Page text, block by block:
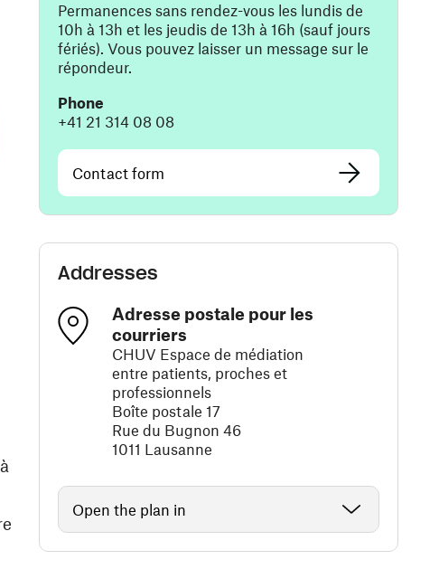
Permanences sans rendez-vous les lundis de
10h à 13h et les jeudis de 13h à 16h (sauf jours
fériés). Vous pouvez laisser un message sur le
répondeur.
Phone
+41 21 314 08 08
Contact form
Addresses
Adresse postale pour les
courriers
CHUV Espace de médiation
entre patients, proches et
professionnels
Boîte postale 17
Rue du Bugnon 46
1011 Lausanne
Open the plan in